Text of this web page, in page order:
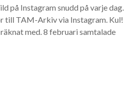
på Instagram snudd på varje dag.
till TAM-Arkiv via Instagram. Kul!
med. 8 februari samtalade